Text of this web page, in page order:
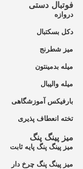
فوتبال دستی
دروازه
دکل بسکتبال
میز شطرنج
میله بدمینتون
میله والیبال
بارفیکس آموزشگاهی
تخته انعطاف پذیری
میز پینگ پنگ
میز پینگ پنگ پایه ثابت
میز پینگ پنگ چرخ دار